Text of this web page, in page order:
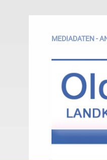
MEDIADATEN -